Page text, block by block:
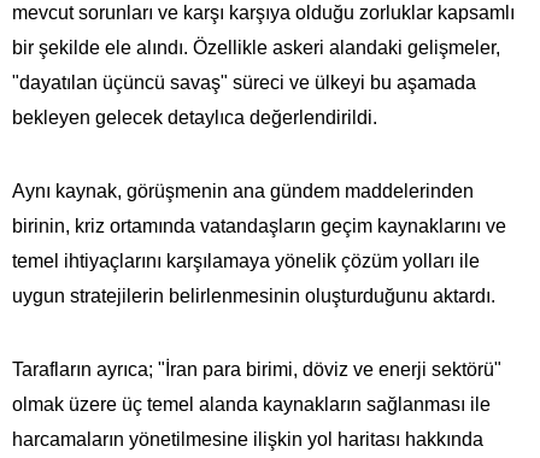
mevcut sorunları ve karşı karşıya olduğu zorluklar kapsamlı
bir şekilde ele alındı. Özellikle askeri alandaki gelişmeler,
"dayatılan üçüncü savaş" süreci ve ülkeyi bu aşamada
bekleyen gelecek detaylıca değerlendirildi.
Aynı kaynak, görüşmenin ana gündem maddelerinden
birinin, kriz ortamında vatandaşların geçim kaynaklarını ve
temel ihtiyaçlarını karşılamaya yönelik çözüm yolları ile
uygun stratejilerin belirlenmesinin oluşturduğunu aktardı.
Tarafların ayrıca; "İran para birimi, döviz ve enerji sektörü"
olmak üzere üç temel alanda kaynakların sağlanması ile
harcamaların yönetilmesine ilişkin yol haritası hakkında